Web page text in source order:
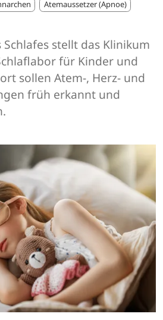
Atemaussetzer (Apnoe)
Schlafes stellt das Klinikum
für Kinder und
sollen Atem-, Herz- und
früh erkannt und